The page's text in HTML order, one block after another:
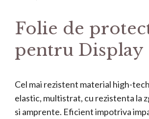
Folie de
pentru Display
Cel mai rezistent material high-
elastic, multistrat, cu rezistenta la
si amprente. Eficient impotriva